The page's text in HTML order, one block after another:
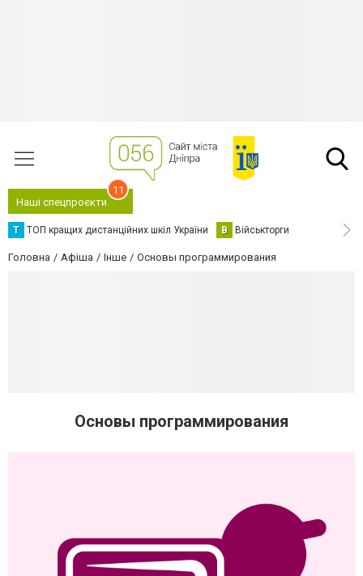
Наші спецпроєкти
11
Т ТОП кращих дистанційних шкіл України В Військторги
Головна Афіша Інше Основы программирования
Основы программирования